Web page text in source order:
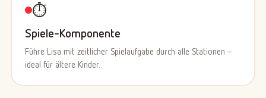
⏱️
Spiele-Komponente
Führe Lisa mit zeitlicher Spielaufgabe durch alle Stationen –
ideal für ältere Kinder.